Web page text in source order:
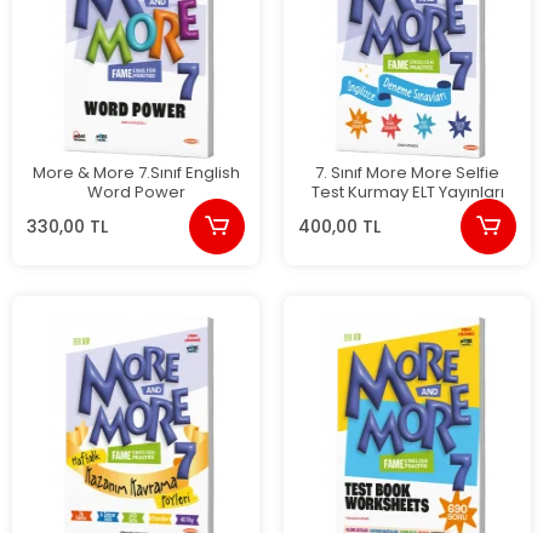
More & More 7.Sınıf English
Word Power
330,00 TL
7. Sınıf More More Selfie
Test Kurmay ELT Yayınları
400,00 TL